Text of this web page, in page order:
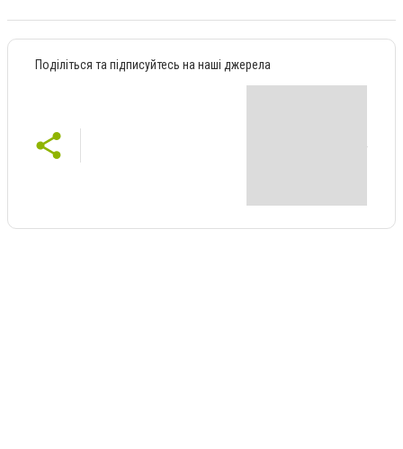
Поділіться та підписуйтесь на наші джерела